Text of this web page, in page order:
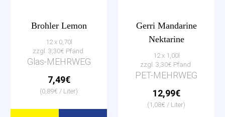
Brohler Lemon
12 x 0,70l
zzgl. 3,30€ Pfand
Glas-MEHRWEG
7,49€
(0,89€ / Liter)
Gerri Mandarine
Nektarine
12 x 1,00l
zzgl. 3,30€ Pfand
PET-MEHRWEG
12,99€
(1,08€ / Liter)